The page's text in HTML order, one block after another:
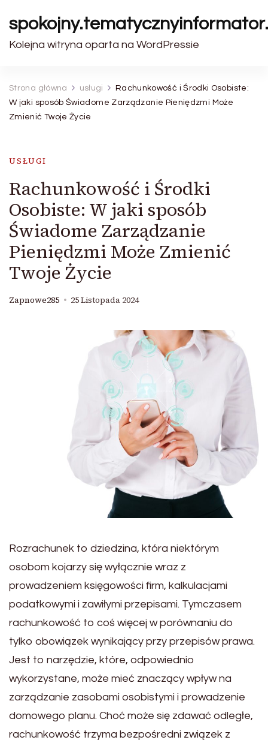
Kolejna witryna oparta na WordPressie
Strona główna usługi
Rachunkowość i Środki Osobiste:
W jaki sposób Świadome Zarządzanie Pieniędzmi Może
Zmienić Twoje Życie
USŁUGI
Rachunkowość i Środki
Osobiste: W jaki sposób
Świadome Zarządzanie
Pieniędzmi Może Zmienić
Twoje Życie
Zapnowe285 25 Listopada 2024
Rozrachunek to dziedzina, która niektórym
osobom kojarzy się wyłącznie wraz z
prowadzeniem księgowości firm, kalkulacjami
podatkowymi i zawiłymi przepisami. Tymczasem
rachunkowość to coś więcej w porównaniu do
tylko obowiązek wynikający przy przepisów prawa.
Jest to narzędzie, które, odpowiednio
wykorzystane, może mieć znaczący wpływ na
zarządzanie zasobami osobistymi i prowadzenie
domowego planu. Choć może się zdawać odległe,
rachunkowość trzyma bezpośredni związek z